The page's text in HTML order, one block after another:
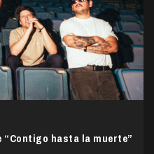
hasta la muerte”